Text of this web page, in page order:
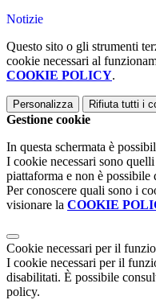
Notizie
Questo sito o gli strumenti
cookie necessari al
COOKIE POLICY.
Personalizza Rifiuta tutti i
Gestione cookie
In questa schermata è
I cookie necessari sono
piattaforma e non è possibile
Per conoscere quali sono i
visionare la COOKIE
Cookie necessari per il
I cookie necessari per il
disabilitati. È possibile
policy.